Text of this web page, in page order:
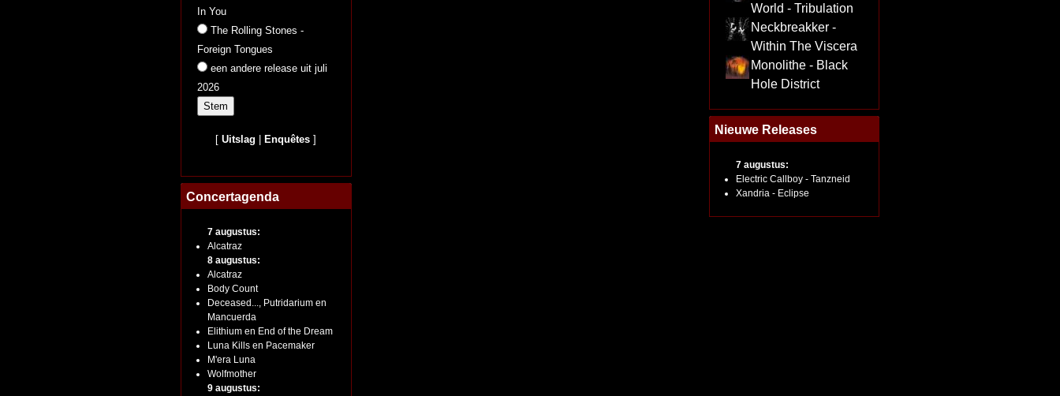
In You
The Rolling Stones -
Foreign Tongues
een andere release uit juli
2026
[Uitslag Enquêtes ]
Concertagenda
7 augustus:
Alcatraz
8 augustus:
Alcatraz
Body Count
Deceased..., Putridarium en
Mancuerda
Elithium en End of the Dream
Luna Kills en Pacemaker
M'era Luna
Wolfmother
9 augustus:
World - Tribulation
Neckbreakker -
Within The Viscera
Monolithe - Black
Hole District
Nieuwe Releases
7 augustus:
Electric Callboy - Tanzneid
Xandria - Eclipse